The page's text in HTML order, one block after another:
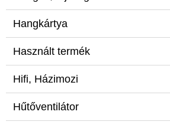
Hangkártya
Használt termék
Hifi, Házimozi
Hűtőventilátor